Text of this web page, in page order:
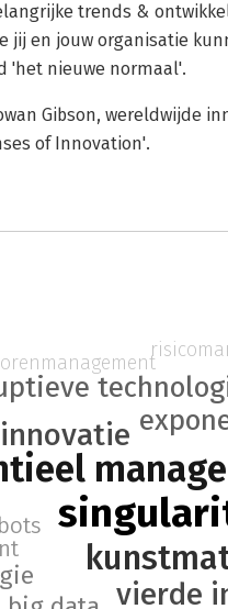
trends &
jij en jouw organisatie
'het nieuwe normaal'.
Gibson, wereldwijde
of Innovation'.
innovatie
vierde